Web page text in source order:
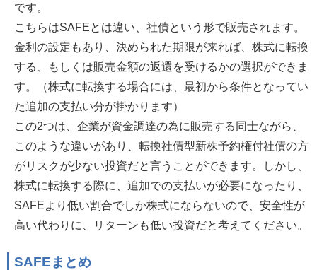
です。
こちらはSAFEとは違い、社債という形で販売されます。
金利の設定もあり、決められた期限が来れば、株式に転換
する、もしくは販売金額の返還を受けるかの選択ができま
す。（株式に転換する場合には、最初から条件となってい
た追加の支払い分が掛かります）
この2つは、企業が資金調達の為に販売する同士ながら、
このような違いがあり、転換社債型新株予約権付社債の方
がリスクが少ない投資だと言うことができます。しかし、
株式に転換する際に、追加での支払いが必要になったり、
SAFEより低い割合でしか株式にならないので、安全性が
高い代わりに、リターンも低い投資だと考えてください。
SAFEまとめ